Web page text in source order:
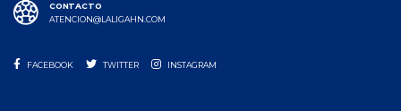
CONTACTO
ATENCION@LALIGAHN.COM
FACEBOOK TWITTER INSTAGRAM